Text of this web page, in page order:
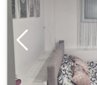
Beograd
Lokacija:
Beograd
Zvezdara
Adresa:
Kovačeva
26
Cena
35 €